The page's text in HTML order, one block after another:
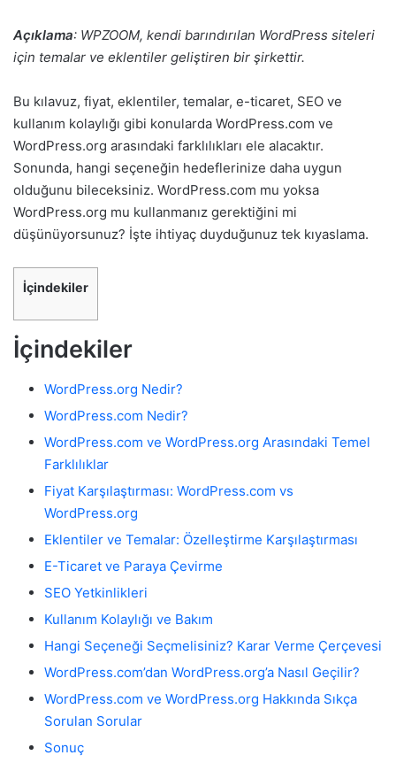
Açıklama: WPZOOM, kendi barındırılan WordPress siteleri
için temalar ve eklentiler geliştiren bir şirkettir.
Bu kılavuz, fiyat, eklentiler, temalar, e-ticaret, SEO ve
kullanım kolaylığı gibi konularda WordPress.com ve
WordPress.org arasındaki farklılıkları ele alacaktır.
Sonunda, hangi seçeneğin hedeflerinize daha uygun
olduğunu bileceksiniz. WordPress.com mu yoksa
WordPress.org mu kullanmanız gerektiğini mi
düşünüyorsunuz? İşte ihtiyaç duyduğunuz tek kıyaslama.
İçindekiler
İçindekiler
WordPress.org Nedir?
WordPress.com Nedir?
WordPress.com ve WordPress.org Arasındaki Temel
Farklılıklar
Fiyat Karşılaştırması: WordPress.com vs
WordPress.org
Eklentiler ve Temalar: Özelleştirme Karşılaştırması
E-Ticaret ve Paraya Çevirme
SEO Yetkinlikleri
Kullanım Kolaylığı ve Bakım
Hangi Seçeneği Seçmelisiniz? Karar Verme Çerçevesi
WordPress.com’dan WordPress.org’a Nasıl Geçilir?
WordPress.com ve WordPress.org Hakkında Sıkça
Sorulan Sorular
Sonuç